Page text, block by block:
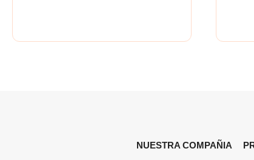
NUESTRA COMPAÑIA